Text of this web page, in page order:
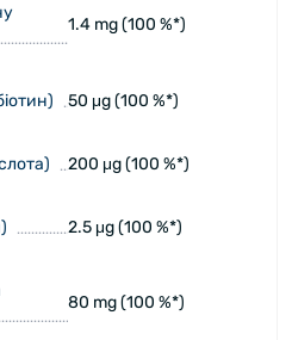
1.4 mg (100 %*)
50 μg (100 %*)
200 μg (100 %*)
2.5 μg (100 %*)
80 mg (100 %*)